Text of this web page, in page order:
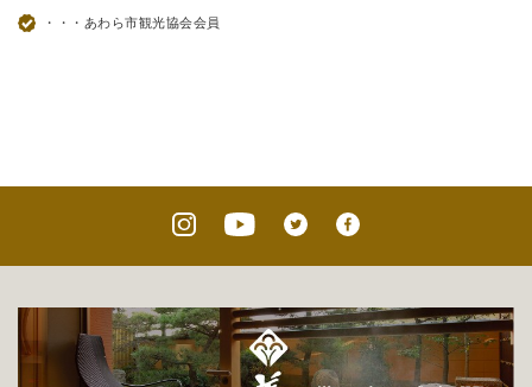
・・・あわら市観光協会会員